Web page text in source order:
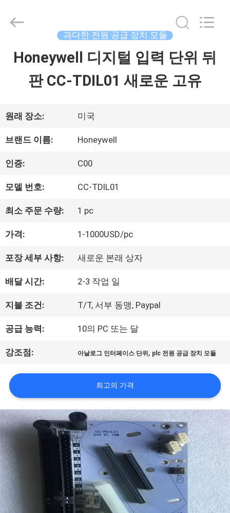
홈
품
소
개
동
영
회
사
소
개
공
장
투
어
품
2018
Wisdomlong
Technology
과다한 전원 공급 장치 모듈
Honeywell 디지털 입력 단위 뒤
판 CC-TDIL01 새로운 고유
원래 장소: 미국
브랜드 이름: Honeywell
인증: C00
모델 번호: CC-TDIL01
최소 주문 수량: 1 pc
가격: 1-1000USD/pc
포장 세부 사항: 새로운 본래 상자
배달 시간: 2-3 작업 일
지불 조건: T/T, 서부 동맹, Paypal
공급 능력: 10의 PC 또는 달
강조점: 아날로그 인터페이스 단위 , plc 전원 공급 장치 모듈
최고의 가격